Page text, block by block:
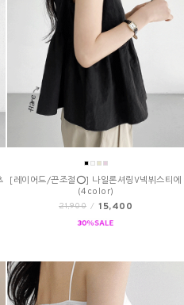
[레이어드/끈조절⭕] 나일론셔링V넥뷔스티에
(4color)
21,900 / 15,400